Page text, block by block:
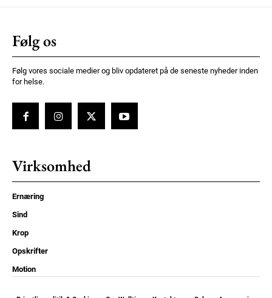
Følg os
Følg vores sociale medier og bliv opdateret på de seneste nyheder inden
for helse.
Virksomhed
Ernæring
Sind
Krop
Opskrifter
Motion